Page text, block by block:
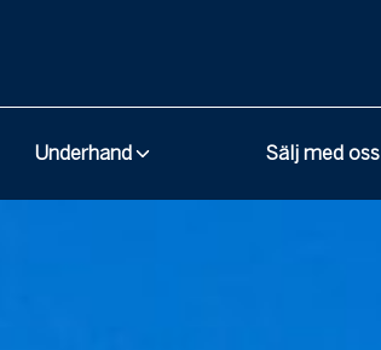
Underhand Sälj med oss